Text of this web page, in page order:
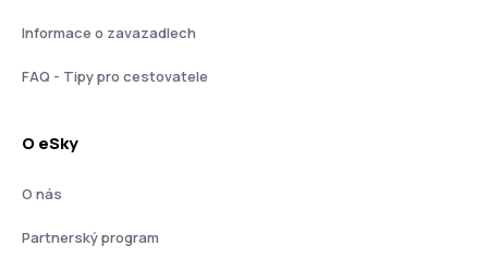
Informace o zavazadlech
FAQ - Tipy pro cestovatele
O eSky
O nás
Partnerský program